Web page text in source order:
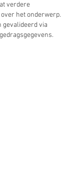
verdere
het onderwerp.
gevalideerd via